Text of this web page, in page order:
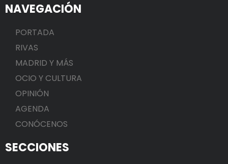
NAVEGACIÓN
PORTADA
RIVAS
MADRID Y MÁS
OCIO Y CULTURA
OPINIÓN
AGENDA
CONÓCENOS
SECCIONES